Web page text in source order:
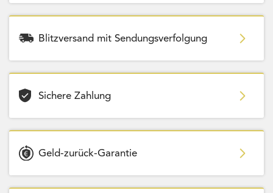
Blitzversand mit Sendungsverfolgung
Sichere Zahlung
Geld-zurück-Garantie